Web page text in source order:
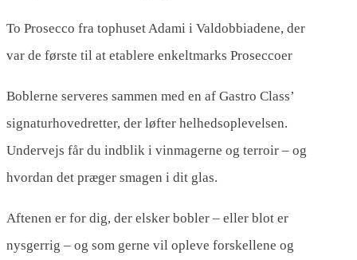
To Prosecco fra tophuset Adami i Valdobbiadene, der
var de første til at etablere enkeltmarks Proseccoer
Boblerne serveres sammen med en af Gastro Class’
signaturhovedretter, der løfter helhedsoplevelsen.
Undervejs får du indblik i vinmagerne og terroir – og
hvordan det præger smagen i dit glas.
Aftenen er for dig, der elsker bobler – eller blot er
nysgerrig – og som gerne vil opleve forskellene og